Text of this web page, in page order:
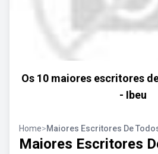
Os 10 maiores escritores
- Ibeu
Home>Maiores Escritores De
Maiores Escritores